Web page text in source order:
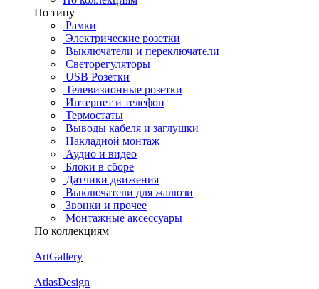
По типу
Рамки
Электрические розетки
Выключатели и переключатели
Светорегуляторы
USB Розетки
Телевизионные розетки
Интернет и телефон
Термостаты
Выводы кабеля и заглушки
Накладной монтаж
Аудио и видео
Блоки в сборе
Датчики движения
Выключатели для жалюзи
Звонки и прочее
Монтажные аксессуары
По коллекциям
ArtGallery
AtlasDesign